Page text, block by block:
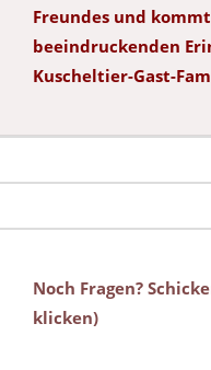
Freundes und
beeindruckenden
Kuscheltier-Gast-
Noch Fragen?
klicken)